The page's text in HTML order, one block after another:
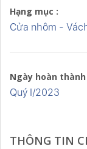
Hạng mục :
Cửa nhôm -
Ngày hoàn thành
Quý I/2023
THÔNG TIN